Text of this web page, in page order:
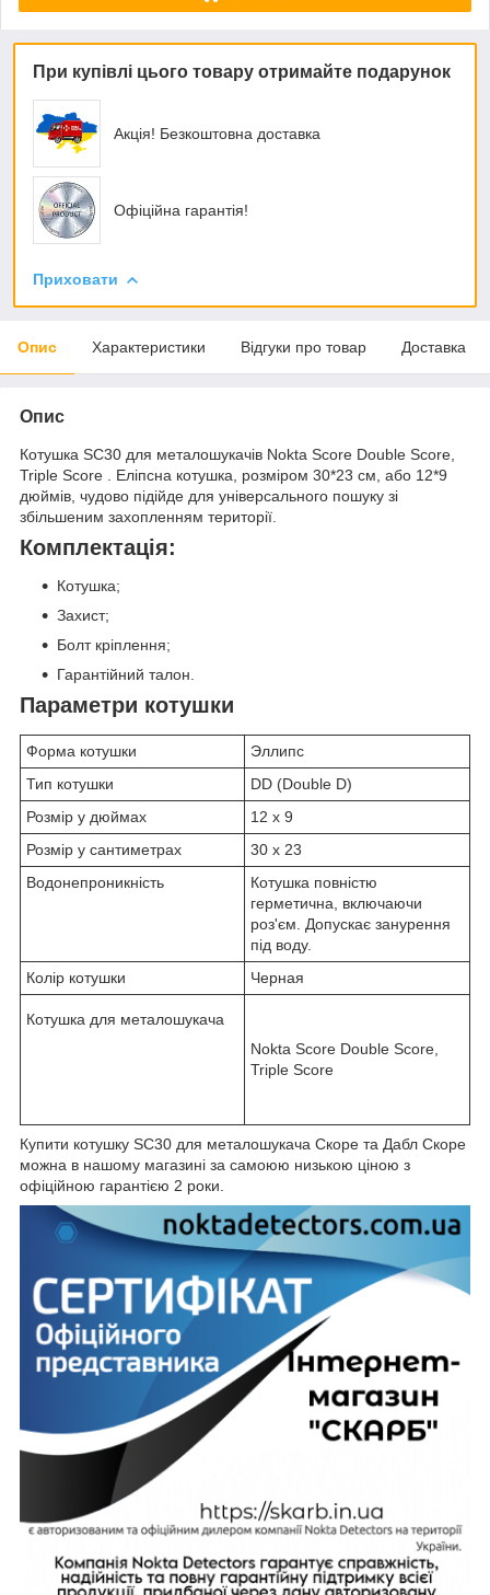
При купівлі цього товару отримайте подарунок
Акція! Безкоштовна доставка
Офіційна гарантія!
Приховати
Опис Характеристики Відгуки про товар Доставка
Опис
Котушка SC30 для металошукачів Nokta Score Double Score,
Triple Score . Еліпсна котушка, розміром 30*23 см, або 12*9
дюймів, чудово підійде для універсального пошуку зі
збільшеним захопленням території.
Комплектація:
Котушка;
Захист;
Болт кріплення;
Гарантійний талон.
Параметри котушки
Форма котушки
Эллипс
Тип котушки
DD (Double D)
Розмір у дюймах
12 x 9
Розмір у сантиметрах
30 x 23
Водонепроникність
Котушка повністю
герметична, включаючи
роз'єм. Допускає занурення
під воду.
Колір котушки
Черная
Котушка для металошукача
Nokta Score Double Score,
Triple Score
Купити котушку SC30 для металошукача Скоре та Дабл Скоре
можна в нашому магазині за самоюю низькою ціною з
офіційною гарантією 2 роки.